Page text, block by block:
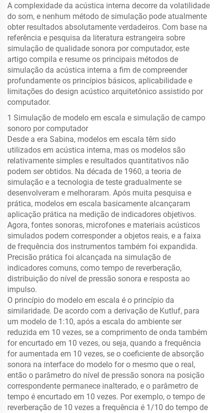
A complexidade da acústica interna decorre da volatilidade
do som, e nenhum método de simulação pode atualmente
obter resultados absolutamente verdadeiros. Com base na
referência e pesquisa da literatura estrangeira sobre
simulação de qualidade sonora por computador, este
artigo compila e resume os principais métodos de
simulação da acústica interna a fim de compreender
profundamente os princípios básicos, aplicabilidade e
limitações do design acústico arquitetônico assistido por
computador.
1 Simulação de modelo em escala e simulação de campo
sonoro por computador
Desde a era Sabina, modelos em escala têm sido
utilizados em acústica interna, mas os modelos são
relativamente simples e resultados quantitativos não
podem ser obtidos. Na década de 1960, a teoria de
simulação e a tecnologia de teste gradualmente se
desenvolveram e melhoraram. Após muita pesquisa e
prática, modelos em escala basicamente alcançaram
aplicação prática na medição de indicadores objetivos.
Agora, fontes sonoras, microfones e materiais acústicos
simulados podem corresponder a objetos reais, e a faixa
de frequência dos instrumentos também foi expandida.
Precisão prática foi alcançada na simulação de
indicadores comuns, como tempo de reverberação,
distribuição do nível de pressão sonora e resposta ao
impulso.
O princípio do modelo em escala é o princípio da
similaridade. De acordo com a derivação de Kutluf, para
um modelo de 1:10, após a escala do ambiente ser
reduzida em 10 vezes, se a comprimento de onda também
for encurtado em 10 vezes, ou seja, quando a frequência
for aumentada em 10 vezes, se o coeficiente de absorção
sonora na interface do modelo for o mesmo que o real,
então o parâmetro do nível de pressão sonora na posição
correspondente permanece inalterado, e o parâmetro de
tempo é encurtado em 10 vezes. Por exemplo, o tempo de
reverberação de 10 vezes a frequência é 1/10 do tempo de